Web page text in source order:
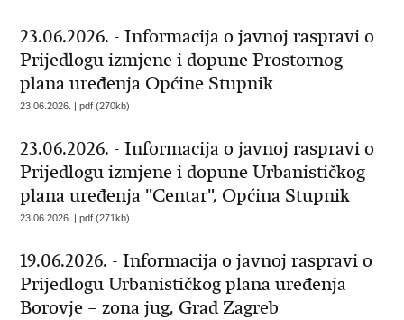
23.06.2026. - Informacija o javnoj raspravi o
Prijedlogu izmjene i dopune Prostornog
plana uređenja Općine Stupnik
23.06.2026. | pdf (270kb)
23.06.2026. - Informacija o javnoj raspravi o
Prijedlogu izmjene i dopune Urbanističkog
plana uređenja "Centar", Općina Stupnik
23.06.2026. | pdf (271kb)
19.06.2026. - Informacija o javnoj raspravi o
Prijedlogu Urbanističkog plana uređenja
Borovje – zona jug, Grad Zagreb